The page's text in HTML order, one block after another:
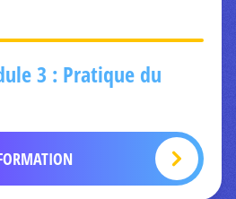
3 : Pratique du